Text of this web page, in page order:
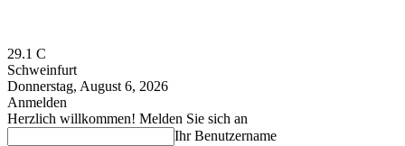
29.1 C
Schweinfurt
Donnerstag, August 6, 2026
Anmelden
Herzlich willkommen! Melden Sie sich an
Ihr Benutzername